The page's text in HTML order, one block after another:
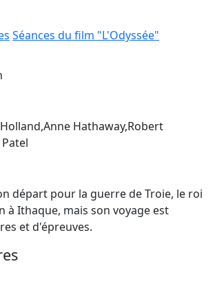
Séances du film "L'Odyssée"
Hathaway,Robert
départ pour la guerre de Troie, le roi
à Ithaque, mais son voyage est
et d'épreuves.